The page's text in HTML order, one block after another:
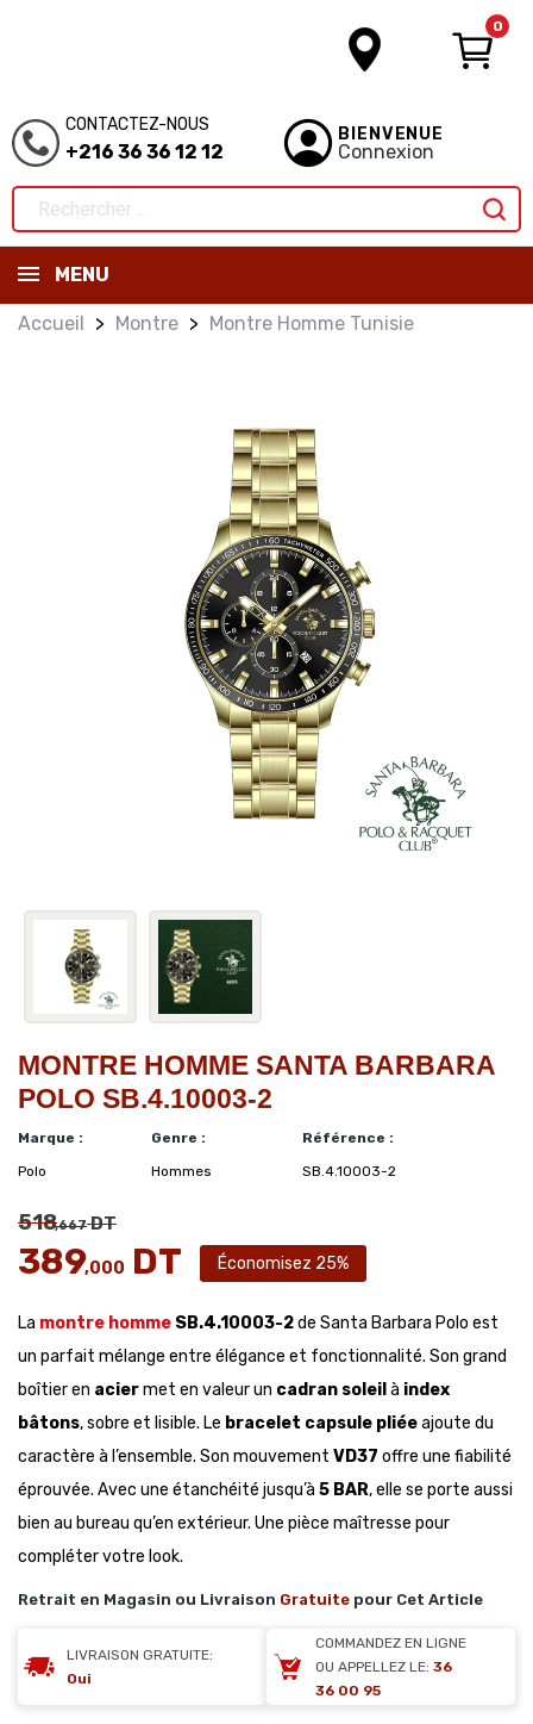
0
CONTACTEZ-NOUS
+216 36 36 12 12
BIENVENUE
Connexion
MENU
Accueil Montre Montre Homme Tunisie
MONTRE HOMME SANTA BARBARA
POLO SB.4.10003-2
Marque :
Polo
Genre :
Hommes
Référence :
SB.4.10003-2
518,667DT
389,000 DT Économisez 25%
La montre homme SB.4.10003-2de Santa Barbara Polo est
un parfait mélange entre élégance et fonctionnalité. Son grand
boîtier en aciermet en valeur un cadran soleil à index
bâtons, sobre et lisible. Le bracelet capsule pliéeajoute du
caractère à l’ensemble. Son mouvement VD37 offre une fiabilité
éprouvée. Avec une étanchéité jusqu’à 5 BAR, elle se porte aussi
bien au bureau qu’en extérieur. Une pièce maîtresse pour
compléter votre look.
Retrait en Magasin ou Livraison Gratuite pour Cet Article
LIVRAISON GRATUITE:
Oui
COMMANDEZ EN LIGNE
OU APPELLEZ LE: 36
36 00 95